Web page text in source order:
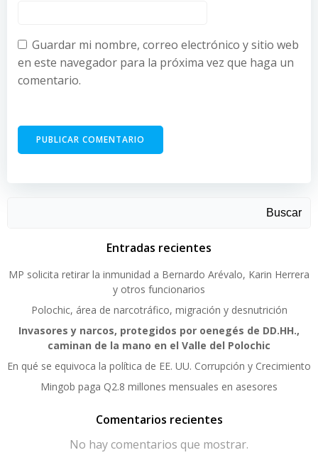
Guardar mi nombre, correo electrónico y sitio web
en este navegador para la próxima vez que haga un
comentario.
Buscar
Entradas recientes
MP solicita retirar la inmunidad a Bernardo Arévalo, Karin Herrera
y otros funcionarios
Polochic, área de narcotráfico, migración y desnutrición
Invasores y narcos, protegidos por oenegés de DD.HH.,
caminan de la mano en el Valle del Polochic
En qué se equivoca la política de EE. UU. Corrupción y Crecimiento
Mingob paga Q2.8 millones mensuales en asesores
Comentarios recientes
No hay comentarios que mostrar.